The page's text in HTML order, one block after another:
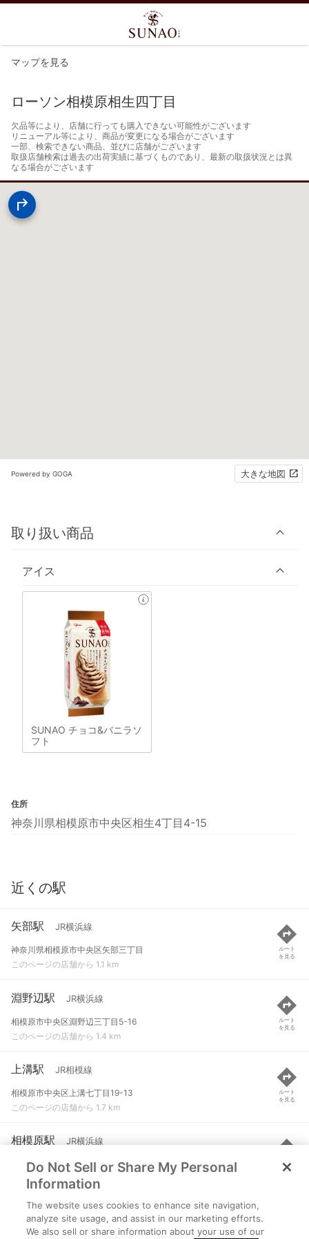
マップを見る
ローソン相模原相生四丁目
欠品等により、店舗に行っても購入できない可能性がございます
リニューアル等により、商品が変更になる場合がございます
一部、検索できない商品、並びに店舗がございます
取扱店舗検索は過去の出荷実績に基づくものであり、最新の取扱状況とは異
なる場合がございます
Powered by GOGA 大きな地図
取り扱い商品
アイス
SUNAO チョコ&バニラソ
フト
住所
神奈川県相模原市中央区相生4丁目4-15
近くの駅
矢部駅 JR横浜線
神奈川県相模原市中央区矢部三丁目
このページの店舗から 1.1 km
ルート
を見る
淵野辺駅 JR横浜線
相模原市中央区淵野辺三丁目5-16
このページの店舗から 1.4 km
ルート
を見る
上溝駅 JR相模線
相模原市中央区上溝七丁目19-13
このページの店舗から 1.7 km
ルート
を見る
相模原駅 JR横浜線
相模原市中央区相模原一丁目1-3
このページの店舗から 2 km
ルート
を見る
番田駅 JR相模線
相模原市中央区上溝378
Do Not Sell or Share My Personal
Information
The website uses cookies to enhance site navigation,
analyze site usage, and assist in our marketing efforts.
We also sell or share information about your use of our